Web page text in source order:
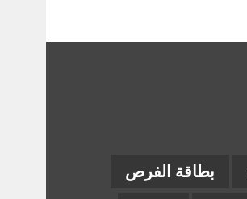
بطاقة الفرص